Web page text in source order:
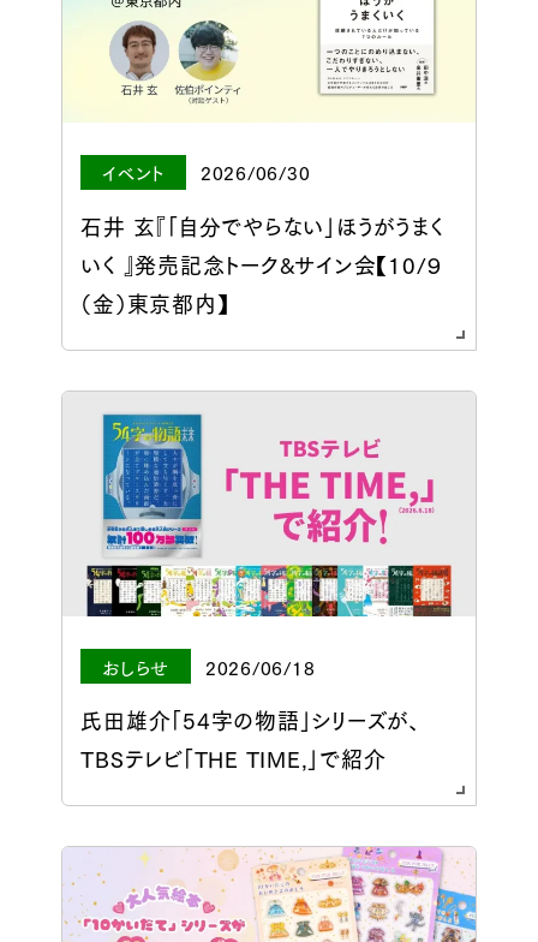
イベント 2026/06/30
石井 玄『「自分でやらない」ほうがうまく
いく 』発売記念トーク&サイン会【10/９
（金）東京都内】
おしらせ 2026/06/18
氏田雄介「54字の物語」シリーズが、
TBSテレビ「THE TIME,」で紹介